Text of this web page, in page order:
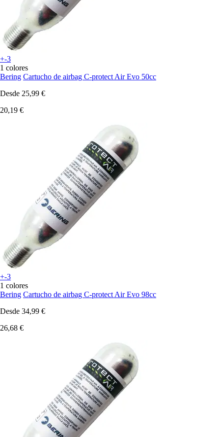
+-3
1 colores
Bering Cartucho de airbag C-protect Air Evo 50cc
Desde 25,99 €
20,19 €
+-3
1 colores
Bering Cartucho de airbag C-protect Air Evo 98cc
Desde 34,99 €
26,68 €